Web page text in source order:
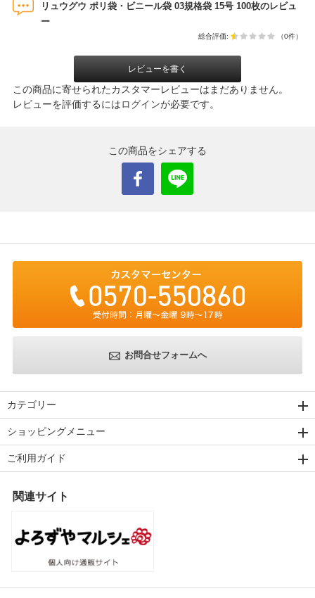
リュウグウ ポリ袋・ビニール袋 03規格袋 15号 100枚のレビュ
ー
総合評価: （0件）
レビューを書く
この商品に寄せられたカスタマーレビューはまだありません。
レビューを評価するにはログインが必要です。
この商品をシェアする
お問合せフォームへ
カテゴリー
ショッピングメニュー
ご利用ガイド
関連サイト